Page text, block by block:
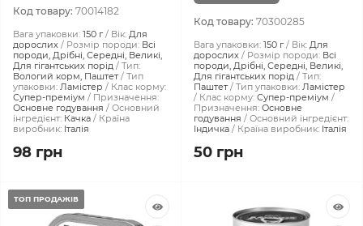
Код товару: 70014182
Вага упаковки: 150 г Вік: Для
дорослих
Розмір породи: Всі
породи, Дрібні, Середні, Великі,
Для гігантських порід
Тип:
Вологий корм, Паштет
Тип
упаковки: Ламістер
Клас корму:
Супер-преміум
Призначення:
Основне годування
Основний
інгредієнт: Качка
Країна
виробник: Італія
98 грн
Код товару: 70300285
Вага упаковки: 150 г Вік: Для
дорослих
Розмір породи: Всі
породи, Дрібні, Середні, Великі,
Для гігантських порід
Тип:
Паштет
Тип упаковки: Ламістер
Клас корму: Супер-преміум
Призначення: Основне
годування
Основний інгредієнт:
Індичка
Країна виробник: Італія
50 грн
ТОП ПРОДАЖІВ